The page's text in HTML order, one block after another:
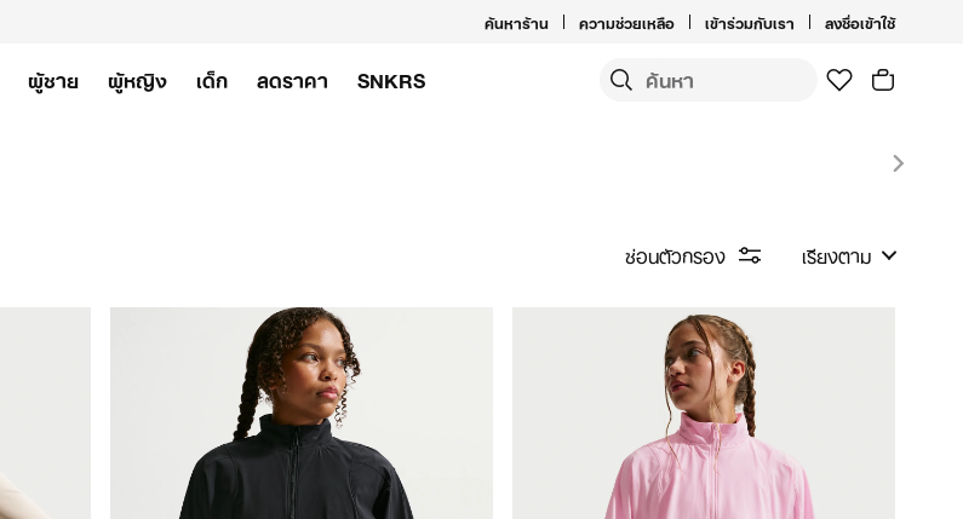
ค้นหาร้าน ความช่วยเหลือ เข้าร่วมกับเรา ลงชื่อเข้าใช้
ผู้ชาย ผู้หญิง เด็ก ลดราคา
SNKRS
ซ่อนตัวกรอง
เรียงตาม